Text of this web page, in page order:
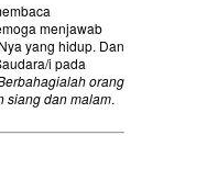
menjawab
yang hidup. Dan
i pada
orang
siang dan malam.